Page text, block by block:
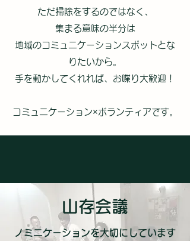
ただ掃除をするのではなく、
集まる意味の半分は
地域のコミュニケーションスポットとな
りたいから。
手を動かしてくれれば、お喋り大歓迎！
コミュニケーション×ボランティアです。
山存会議
​ノミニケーションを大切にしています